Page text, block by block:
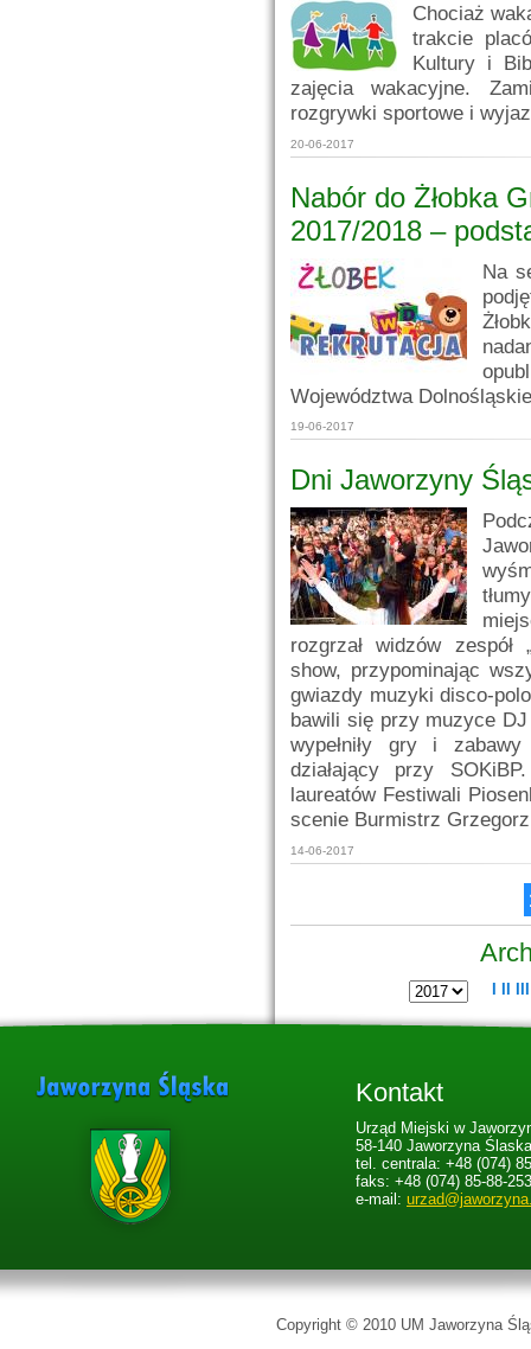
Chociaż
trakcie
Kultury i
zajęcia wakacyjne.
rozgrywki sportowe i
20-06-2017
Nabór do Żłobka
2017/2018 –
Na
Województwa
19-06-2017
Dni Jaworzyny
rozgrzał widzów
show, przypominając
gwiazdy muzyki disco-
bawili się przy muzyce DJ
wypełniły gry i
działający przy
laureatów Festiwali
scenie Burmistrz
14-06-2017
I II III
Kontakt
Urząd Miejski w
58-140 Jaworzyna
tel. centrala: +48 (074)
faks: +48 (074) 85-88-253
e-mail:
Copyright © 2010 UM Jaworzyna